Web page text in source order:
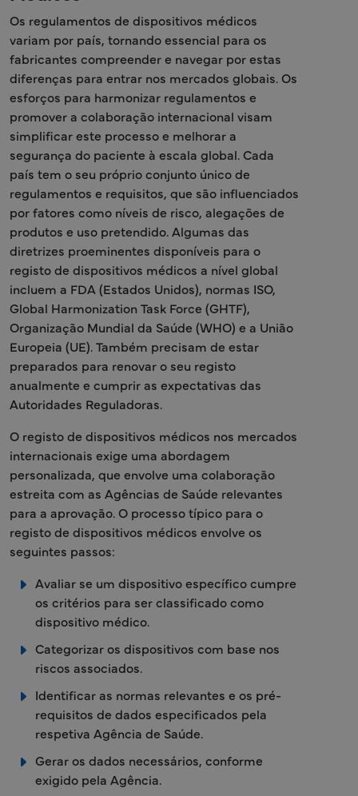
Os regulamentos de dispositivos médicos
variam por país, tornando essencial para os
fabricantes compreender e navegar por estas
diferenças para entrar nos mercados globais. Os
esforços para harmonizar regulamentos e
promover a colaboração internacional visam
simplificar este processo e melhorar a
segurança do paciente à escala global. Cada
país tem o seu próprio conjunto único de
regulamentos e requisitos, que são influenciados
por fatores como níveis de risco, alegações de
produtos e uso pretendido. Algumas das
diretrizes proeminentes disponíveis para o
registo de dispositivos médicos a nível global
incluem a FDA (Estados Unidos), normas ISO,
Global Harmonization Task Force (GHTF),
Organização Mundial da Saúde (WHO) e a União
Europeia (UE). Também precisam de estar
preparados para renovar o seu registo
anualmente e cumprir as expectativas das
Autoridades Reguladoras.
O registo de dispositivos médicos nos mercados
internacionais exige uma abordagem
personalizada, que envolve uma colaboração
estreita com as Agências de Saúde relevantes
para a aprovação. O processo típico para o
registo de dispositivos médicos envolve os
seguintes passos:
Avaliar se um dispositivo específico cumpre
os critérios para ser classificado como
dispositivo médico.
Categorizar os dispositivos com base nos
riscos associados.
Identificar as normas relevantes e os pré-
requisitos de dados especificados pela
respetiva Agência de Saúde.
Gerar os dados necessários, conforme
exigido pela Agência.